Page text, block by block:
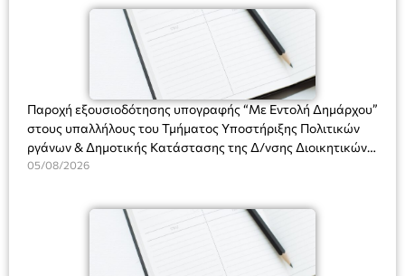
Πλαστήρα), E&G Mini market (Δημοκρατίας 39 Ιεράπετρα)
και στο more.com Χώρος: 3ο Γυμνάσιο Ιεράπετρας
(Είσοδος ΕΠΑ.Λ.) Έναρξη 21:15 Οργάνωση: ΚΝΩΣΟΣ
ΘΕΑΤΡΙΚΕΣ ΠΑΡΑΓΩΓΕΣ ΕΕ
(Ν. 5314/2026).»
Παροχή εξουσιοδότησης υπογραφής “Με Εντολή Δημάρχου”
στους υπαλλήλους του Τμήματος Υποστήριξης Πολιτικών
ργάνων & Δημοτικής Κατάστασης της Δ/νσης Διοικητικών
Υπηρεσιών για αποφάσεις, πιστοποιητικά, πράξεις και
(Ν. 5314/2026).»
05/08/2026